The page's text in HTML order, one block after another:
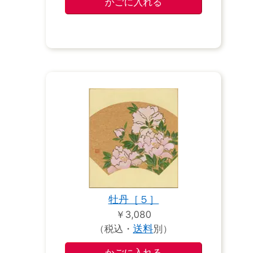
牡丹［５］
￥3,080
（税込・ 送料別）